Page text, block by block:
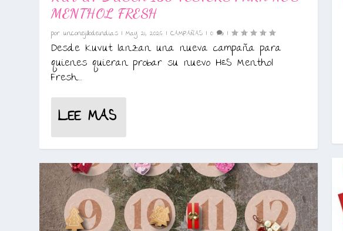
MENTHOL FRESH
porunconejillodeindias |May 21, 2026 |CAMPAÑAS |0 |
Desde Kuvut lanzan una nueva campaña para
quienes quieran probar su nuevo H&S Menthol
Fresh....
LEE MAS